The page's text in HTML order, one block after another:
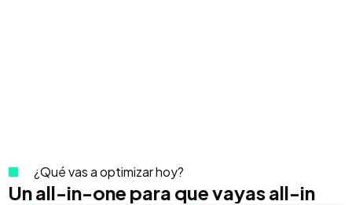
¿Qué vas a optimizar hoy?
Un all-in-one para que vayas all-in